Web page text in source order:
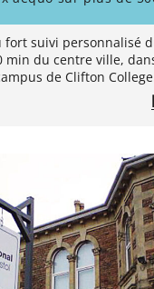
fort suivi personnalisé
min du centre ville,
de Clifton